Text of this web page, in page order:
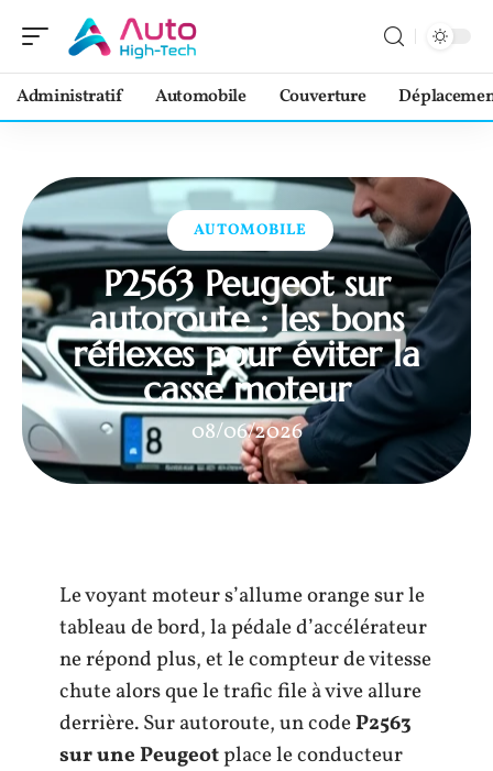
Administratif Automobile Couverture
AUTOMOBILE
P2563 Peugeot sur
autoroute : les bons
réflexes pour éviter la
casse moteur
08/06/2026
Le voyant moteur s’allume orange sur le
tableau de bord, la pédale d’accélérateur
ne répond plus, et le compteur de vitesse
chute alors que le trafic file à vive allure
derrière. Sur autoroute, un codeP2563
sur une Peugeotplace le conducteur